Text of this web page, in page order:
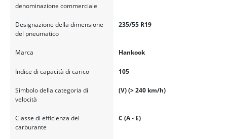
denominazione commerciale
Designazione della dimensione
del pneumatico
235/55 R19
Marca Hankook
Indice di capacità di carico 105
Simbolo della categoria di
velocità
(V) (> 240 km/h)
Classe di efficienza del
carburante
C (A - E)